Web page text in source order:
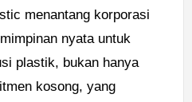
menantang korporasi
nyata untuk
plastik, bukan hanya
kosong, yang